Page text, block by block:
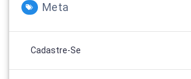
Meta
Cadastre-Se